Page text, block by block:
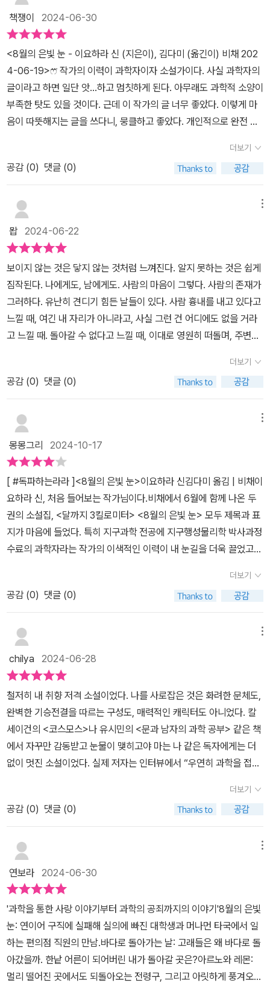
릴 계획을 세웠던 풍선 폭탄의 이야기까지 흘러 간다.수소 가스를 채
운 직경 10미터 짜리 기구에 소이탄과 폭탄을 매달아 지상의 기지에
띄워서 기구가 상공에 강한 편서풍을 타고 이틀 밤 낮으로 날아 미국
본토 서해안에 자동적으로 폭탄을 투하 한다는 계획을 세웠다.1943
년 일본 군부대 소속 노보리토 연구소는 300여명이 매달려서 기압계
를 탑재한 정밀한 고도 유지 장치, 영하 50도에 달하는 상층 공기를
견딜 수 있는 내한 전지를 풍선 기구에 설치 해서 성능을 시험하기 위
해 군수품 제조 공장과 극장, 학교에서 학생들을 끌어다 놓고 풍선 폭
탄을 제작하기 시작한다.​1944년 11월 편서풍이 불기 시작했던 날 일
라키 현의 오쓰에서 1945년 4월까지 미국 본토를 겨냥한 풍선 폭탄
기구를 발사한다.당시 발사된 풍선 기구는 총 1만 발로 약 천 개의 풍
선 기구가 미국 본토까지 다다랐다.일본 군이 날린 풍선 폭탄은 미국
오리건주 마을의 숲과 공원에 떨어져서 무고한 민간인이 사망하는 사
건이 발생한다.일본 군부대 소속 노보리토 연구소의 생물 병기 부서
에서는 탄저균과 적리균, 우역 바이러스를 풍선 기구에 매달아서 미
국 본토로 날려 버린다는 계획까지 세우고 기상학자 아라카와 히데토
시는 기구를 발사하는 고도와 적절한 계절과 바람 ,발사 지역 그리고
전 3시 풍선 폭탄에 세균을 장착한 기구를 날릴 준비를 갖추고 정확
히 두 시간이 지난 오전 5시 소대장이 '발사' 명령을 내리는 순간 풍선
폭탄은 날아 오르지 못하고 지면에서 폭파하는 사고가 발생한다.계획
은 실패로 돌아갔고 풍선 폭탄 사고로 고층 기상대 데이터를 계산하
는 중앙 기상대 기수들이 사망한다.풍선 희생자들 위령비가 세워진
곳에서 다쓰로는 자신의 아이들에게 연락을 해 지난 시절 아버지와
함께 날렸던 연 세트(게일러 카르트)를 구매 했다고 말한다.원자력 발
전 폐기물은 지하 500미터까지 갱도를 파서 사용 완료된 핵원료를
특수한 재료로 덮어 묻는다. 이런 핵폐기물 처리는 인간이 고안해 낸
방법 중에서 가장 안전한 방법으로 10만년 동안 폐기물이 지상으로
올라 올 경우가 없다며 원자로 가동에서 나오는 모든 핵 폐기물 처리
는 이런 과정을 거치고 있다.기후 이상 변화로 지구는 나날이 뜨거워
여름이 지속 되어 강렬한 햇볕과 장기간 무서운 양으로 내리는 비의
같지 않다.고베 대학에서 지구 과학을 전공하고 도쿄 대학에서 지구
의 이야기'라는 단편으로 네뷸러 상을 수상한 컴퓨터 전문가 테드 창
의 작품을 읽고 대중들의 시선에 맞는 픽션같은 과학 이야기를 써보
겠다는 의지를 불태운다.2003년 부터 도야마 대학 이학부 조교로 근
무하면서 안정적인 일을 하게 된 이요하라 신은 2008년 부터 글을
쓰기 시작해서 1년 만에 완성한 첫 번째 소설< 두번째 보름달>로 에
도가와 란포상 최종 후보작에 오른다.이후 발표하는 작품 마다 우리
일상에서 발생하고 마주 할 수 있는 과학적 현상과 기술을 지극히 평
그리고 서점 직원들의 추천서에 이름을 올리는 인기 작가가 된다.과
요하라 신의 작품들은 SF장르에 속하지 않고 미스터리로 분류 된다.
단편집 <8월의 은빛 눈>은 일상 속에서 발생하는 과학적인 현상과
자연의 변화를 정확한 명칭과 장소를 제시 하며 마치 과학 잡지에 실
리는 개인의 경험담을 이야기하듯 서정적인 문체로 펼쳐 보인다.과학
자인 이요하라 신은 소설을 쓸 때면 '과학자가 보고 있는 풍경 그리고
세계의 모습을 지극히 평범한 사람들이 우연히 들여다 보게 된다면
어떤 일이 일어날까?'라는 화두를 던져 놓고 글을 쓴다.총 다섯 편이
실려 있는 단편집 <8월의 은빛 눈>에 맨 마지막 장에는 이요하라 신
가는자연의 작은 존재임을 알려주고 싶으셨을까.그제서야 이 책의 핵
심이 무엇인지,책 제목이 가지고 있는 의미가무엇인지 이해하기 시작
했다.* 다섯 개의 이야기는 각기 다른색을 가지고 있다.어떤 이야기
는 한 여름에 시원한눈을 선사했다면,어떤 이야기는 푸른 바다의 시
원함,또 어떤 이야기는 불타는 정열을 보여줬다.* 다섯 개 이야기의
공통점을 찾자면,좌절하고, 실망하고, 힘들고, 아픈사람들의 이야기
라는 것이다.이 사람들은 우연처럼, 운명처럼자신의 생각을 송두리
채 바꿔줄귀인을 만나게 된다.* 그들이 만났던 사람들의이야기에 귀
를 기울이고, 생각하면서그들은 차츰 마음의 안정을,또는 희망과 용
기를 얻기도 한다.과학이라고 하면 질색을 하던나조차도 어느새 얼어
게 살아가는 사람들의평범한 이야기처럼 보이지만이야기가 가지고
있는 힘은 엄청 났다.* 과학이라면 꿈에서도 보기 싫은 사람들도편하
게 읽어 볼 수 있는 책이었다.남녀노소 불문하고 편하게 읽을 수 있는
책은참 흔치 않은데,'8월의 은빛 눈'은 그런 책이 될 수 있을 것 같았
다.* 길을 가다가 높이 떠 있는 하늘을 볼 때,문득 고래가 보고 싶을
때,계곡과 연을 마주 했을 때불쑥! 생각나게 할 책이었다.* 사방 불쾌
한 것 투성이인 이 계절에살랑이는 봄바람을 느껴 보고 싶은 분께적
극 추천하는 바이다.
책쟁이 2024-06-30
<8월의 은빛 눈 - 이요하라 신 (지은이), 김다미 (옮긴이) 비채 202
4-06-19>ෆ⃛ 작가의 이력이 과학자이자 소설가이다. 사실 과학자의
글이라고 하면 일단 앗…하고 멈칫하게 된다. 아무래도 과학적 소양이
부족한 탓도 있을 것이다. 근데 이 작가의 글 너무 좋았다. 이렇게 마
음이 따뜻해지는 글을 쓰다니, 뭉클하고 좋았다. 개인적으로 완전 호
절하고 있고, 거창하게 뭔가 이룬 것은 없지만 자신의 자리에서 일상
을 충실하게 살아내고 있지만 인정을 받지 못하고 있는 듯하는 그들
의 이야기가, 한 사람을 만나 다음 단계로 스텝을 밟을 수 있는 가는
그 과정이 참 좋았다. #8월의은빛눈 _사람들 앞에서 말을 잘 못하는
만나고 다단계가 분명한 일을 하는 기요타의 고객 모집하는데 알바로
도와주는 일을 하면서 깨닫고 자신의 꿈에 나아가는 모습을 마치 20
대 취업전선에 뛰어들었던 내 모습같아서 집중하고 읽었다. 보여지는
것이 중요했던 날들, 내 속을 치장하고 감추었던 날들이 떠올랐다.#
바다로돌아가는날 _자신을 주인공으로 두고 살지 않은 엄마 가호, 싱
글맘으로 살고 있는 가호가 한발 나아가게 만드는 에피소드에 마음이
울컥했다. 어쩌면 나도 가호처럼 삶의 주인공이 나라고 생각하고 살
지 않았던 때들이 생각나서였는지도.#아르노와레몬 _ 전서 비둘기를
소재로 삼은 이야기로, 이제는 꿈을 잃고 그 꿈으로 인해 가족과도 멀
을집다 _내용과 상관없는 듯 상관있는 듯, 정성이 담뿍 담긴 오하기…
나도 먹어보고 싶었다. #10만 년 뒤의 서풍 _후쿠시마로 향하는 길에
서 잠시 길을 멈추고 연을 날리는 이를 본다. 그와 함께 이야기를 하면
서 각자의 이야기를 꺼내는데, 그 이야기가 좋다. 정말. 과학적 지식들
이 많이 들어가서 쫄았던 것과 다르게 정말 산뜻하게 감동적으로 읽
었다. 이 작가 이름 기억하고 있어야지. 이게 서포터즈의 묘미다. 너무
늦지 않게 #달까지3킬로미터 도 읽어야겠다. 🔖 인간의 내부도 층 구
조와 비슷하다. 지구와 마찬가지로. 딱딱한 층이 있는가 싶으면 그 안
층이 몇 겹으로 이루어져 있겠지. 한가운데의 심이 어떤 것인지는 의
외로 본인조차 모를지 모른다. 그러니 다른 사람이 표면만 봐서는 알
수가 없다. 그 사람에게 어떤 일이 있었는지, 안쪽 깊숙이 어떤 것을
감추고 있는지. 🔖 “어쩌다라는 거 진짜 대단한 거구나. 어쩌다 아는
사람한테 소개받아 여기서 50여 년, 학자도 화가도 아닌데 고래 그림
을 여든 세 장이나 그리게 됐으니까.”🔖 “비슷한 옷을 입고 비슷한 머
리 모양에 비슷한 화장을 해도, 그런 여자들 안에 들어 있는 건 제각각
이라는 거요. 여자들이 다 ‘보통’이라는 건, 좋은 의미든 나쁜 의미든
환상인 거죠.”
더보기
공감 (0) 댓글 (0)
뫕 2024-06-22
보이지 않는 것은 닿지 않는 것처럼 느껴진다. 알지 못하는 것은 쉽게
짐작된다. 나에게도, 남에게도. 사람의 마음이 그렇다. 사람의 존재가
그러하다. 유난히 견디기 힘든 날들이 있다. 사람 흉내를 내고 있다고
느낄 때, 여긴 내 자리가 아니라고, 사실 그런 건 어디에도 없을 거라
고 느낄 때. 돌아갈 수 없다고 느낄 때, 이대로 영원히 떠돌며, 주변인
절감, 어울리지 못하는 느낌. '제대로 기능하지 못하는' 사람이라는 수
치심, 그리고 자괴감. 중심과 정상으로부터 밀려나있는 사람들, 외로
운 사람들. 주변인, 2류인간이라는 뼈아픈 모멸감. p.19 다 됐고, 이제
더 이상 '당신은 필요없다'는 말을 듣고 싶지 않다. 상처받고 싶지 않
다. 더는 못 참겠다. 다른 것보다 이제 두 번 다시 면접 같은 건 보고
싶지 않다. 이 책은 그런 사람들의 이야기이다. 소리내서 크게 울지도,
악을 쓰며 발버둥치지, 차마 애꿏은 데에 분풀이를 하지도 못하는 보
통의 사람들. 아주 평범한 사람들의 이야기이다.그들의 세계만큼이나
잔잔한 이야기. 쓸쓸하지만 따뜻한 문장들은 가만히 등을 받쳐주고
손을 잡아오는 듯한 느낌을 준다. 그런 부분이 일본소설다운 면이려
나. 잔잔히 흘러가는 일상, 아침으로 시작해 밤으로 끝나는 하루, 그
아래에서 소용돌이치는 울분, 좌절, 외로움, 그리고... 무능감. 그 모든
울음, 채 눈물이 되지 못한 두려움과 서러움과 외로움을 끌어안는 품,
눈을 감고 고개를 기대라는 손짓, 더는 혼자 두지 않겠다는 다짐, 너
고. p.92 독자들은 주인공들의 상상을 뛰어넘는 초인적인 힘과 캐릭
터에 빠져들 것이다. (...) 주연급 이외의 인간은 너무나 쉽게 목숨을
잃는다. 자신의 인생이나 사정은 단 한순간도 조명받지 못하고 다른
누군가의 사정으로 살해당하는 이들. 그리고 나는 말할 것도 없이 간
단히 죽는 쪽의 인간이다. 세상에 주먹질을 하지 않고도 위로할 수 있
다고, 이해하고 함께 설 수 있다고 말한다면 이는 안일함으로 충분히
물러난 태도인가. 이 또한 방관인가. 그럼 어떤가, 우리는 이렇게 작고
무력한 존재인 것을. 인간애를 녹여낸 미스터리, 라는 소개에 잠시간
케하는 장르가 인류애도 아니고 인간에를 끌어안는 시도를 했다고?
첫 작품을 읽자마자 느꼈다. 미스터리가 꼭 무서울 필요는 없다. 괴로
워하고 두려워하는 동시에 이렇게, 작게 웃을 수 있지 않은가. 그러면
서도 우리 종족의 잔인함과 어리석음에 눈앞이 캄캄해지는 절망을 안
겨줄 수 있지 않은가. p.264 '문제는 우리 인간이 대단한 위험을 동반
하는 방법이나 사악한 방법도 생각해내고 만다는 겁니다. 생각해낸
이상 그것을 실현하고 싶다는 호기심을 누르기 어려운 법입니다. 그
리고 일단 그 위력을 알게 되면 쉽게 버릴 수 없지요. 헤매면서도 그때
그때 변명을 찾아내서 결단을 뒤로 미루고 계속 사용합니다. 경우에
따라서는 파멸적인 피해가 발생한 뒤에도요. 가장 바보 같은 예가 핵
무기이고, 가장 무책임한 예가 원자력발전입니다.' 희망은 모든 것이
술술 풀려나가는 행운에 있지 않다. 고난조차 알지 못하는, 모든 것들
더보기
공감 (0) 댓글 (0)
몽몽그리 2024-10-17
[ #독파하는라라 ]<8월의 은빛 눈>이요하라 신김다미 옮김 | 비채이
요하라 신, 처음 들어보는 작가님이다.비채에서 6월에 함께 나온 두
권의 소설집, <달까지 3킬로미터> <8월의 은빛 눈> 모두 제목과 표
지가 마음에 들었다. 특히 지구과학 전공에 지구행성물리학 박사과정
수료의 과학자라는 작가의 이색적인 이력이 내 눈길을 더욱 끌었고
쓰여 있다.​과학자의 시선으로 인간의 삶을 조망한 감성 미스터리로,
“과학의 광채가 마음을 감싸주며 절묘한 조화를 이룬다”는 평가를 받
으며 큰 인기를 끌었다. 작가와 평론가, 서점 직원들의 극찬을 받으며
2019년 미라이야 소설대상, 시즈오카 서점대상, 닛타 지로 문학상을
롭긴 했는데, 그 다음 소설까지 계속 읽게 되진 않아서 <8월의 은빛
눈>도 조금은 망설여졌다. 그럼에도 상큼한 표지와 궁금증을 일으키
는 제목에 책을 펼치게 되었다.​표제작인 [8월의 은빛 눈]을 비롯하여
[바다로 돌아가는 날] [아르노와 레몬] [빛을 집다] [10만 년 뒤의 서
풍] 이렇게 다섯 편의 단편이 책에 담겨있다.인간의 내부도 층 구조와
비슷하다. 지구와 마찬가지로.딱딱한 층이 있는가 싶으면 그 안에 여
린 층. 차가운 층을 파고 들어가면 펄펄 끓는 층. 그런 식으로 층층이
몇 겹으로 이루어져 있겠지. 한가운데의 심이 어떤 것인지는 의외로
본인조차 모를지 모른다. 그러니 다른 사람이 표면만 봐서는 알 수가
있어 이과 출신에 지구과학 선택이었던 나를 더욱 사로잡았다. (책 속
내용 중에 기억나거나 알고 있었던 건 거의 없었지만...) 겉표지에 있
는 작가님 사진을 보면 수더분한 얼굴인데 문장에 섬세함이 담겨 있
었다. 과학자의 시선이 담긴 소설. 인물들이 어느 작은 틈에서건 큰 틀
에서건 과학을 말하고 있지만, 전반적으로 마음 따뜻한 내용과 예상
치 못했던 과거 사건&역사를 은근한 날카로움으로 알려주는 내용([1
0만 년 뒤의 서풍]도 담겨 있어서 읽으면서 집중하게 되었다.저 상공
에는 강한 편서풍이 불고 있다.75년 전에도, 지금도.대지가, 숲이, 바
더보기
공감 (0) 댓글 (0)
chilya 2024-06-28
철저히 내 취향 저격 소설이었다. 나를 사로잡은 것은 화려한 문체도,
완벽한 기승전결을 따르는 구성도, 매력적인 캐릭터도 아니었다. 칼
세이건의 <코스모스>나 유시민의 <문과 남자의 과학 공부> 같은 책
에서 자꾸만 감동받고 눈물이 맺히고야 마는 나 같은 독자에게는 더
없이 멋진 소설이었다. 실제 저자는 인터뷰에서 “우연히 과학을 접하
쓰고 싶었다는 집필 계기를 밝혔다. 과학이라는 주제에 기대어 눈앞
의 세계가 차츰 명징해지는 일, 생각지도 못했던 인생의 통찰을 길어
올리는 일. 이 소설은 그런 결의 시간들을 내게 선물했다. 오늘 독서모
임에서 심리학자가 보는 세상은 좀 다르냐는 질문(정확한 워딩은 아
니다. 요약하자면 그렇다.)을 들었다. 특별히 다른지는 잘 모르겠다고
답하려는데 현옥 언니가 절친의 시선으로 대신 답을 했다. “어떤 대상
을 바라보는 시선이 남다를 때가 많다, 깊이가 다르다, 그래서 좋다 나
쁘다를 말할 수는 없겠지만 분명 다른 부분이 있다.” 이 책이 그렇다.
이야기를 읽기 전에는 스스로 생각하지 못했던 것들이 보이고 또 그
것들을 향해 질문을 던지게 된다. 지구 행성물리학 박사 출신인 저자
만이 가진 과학자로서의 자아가 한껏 빛을 발한 케이스다. 📍“반대로
묻고 싶어요. 다들, 왜 자기들이 사는 별의 내부를 알고 싶어 하지 않
더보기
공감 (0) 댓글 (0)
연보라 2024-06-30
'과학을 통한 사랑 이야기부터 과학의 공죄까지의 이야기'8월의 은빛
눈: 연이어 구직에 실패해 실의에 빠진 대학생과 머나먼 타국에서 일
하는 편의점 직원의 만남.바다로 돌아가는 날: 고래들은 왜 바다로 돌
아갔을까. 한낱 어른이 되어버린 내가 돌아갈 곳은?아르노와 레몬:
멀리 떨어진 곳에서도 되돌아오는 전령구, 그리고 아릿하게 풍겨오는